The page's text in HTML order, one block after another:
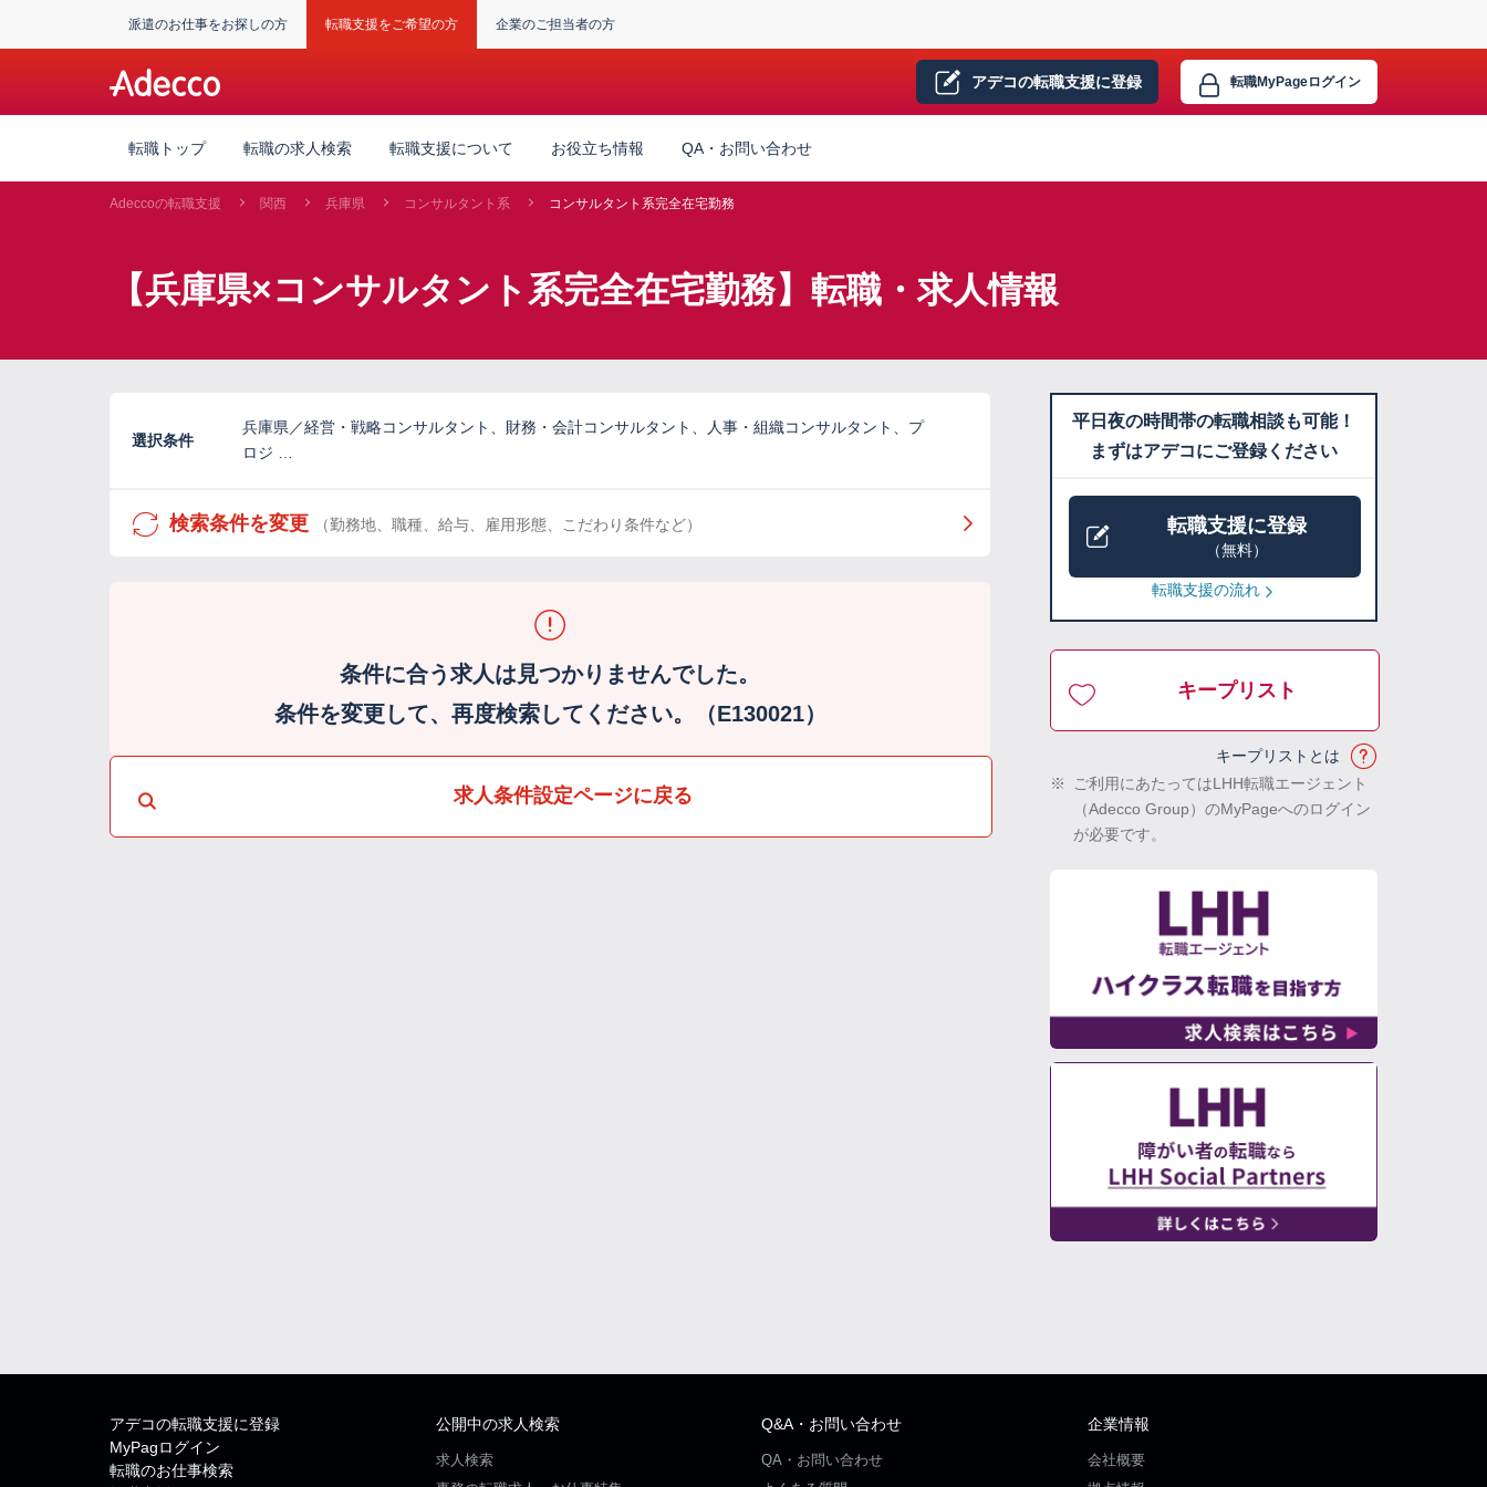
派遣のお仕事をお探しの方 転職支援をご希望の方 企業のご担当者の方
アデコの転職支援に登録 転職MyPageログイン
転職トップ 転職の求人検索 転職支援について お役立ち情報 QA・お問い合わせ
Adeccoの転職支援 関西 兵庫県 コンサルタント系 コンサルタント系完全在宅勤務
【兵庫県×コンサルタント系完全在宅勤務】転職・求人情報
選択条件
兵庫県／経営・戦略コンサルタント、財務・会計コンサルタント、人事・組織コンサルタント、プ
ロジ …
検索条件を変更 （勤務地、職種、給与、雇用形態、こだわり条件など）
条件に合う求人は見つかりませんでした。
条件を変更して、再度検索してください。（E130021）
求人条件設定ページに戻る
平日夜の時間帯の転職相談も可能！
まずはアデコにご登録ください
転職支援に登録
（無料）
転職支援の流れ
キープリスト
キープリストとは
※
ご利用にあたってはLHH転職エージェント
（Adecco Group）のMyPageへのログイン
が必要です。
アデコの転職支援に登録
MyPagログイン
転職のお仕事検索
公開中の求人検索
求人検索
Q&A・お問い合わせ
QA・お問い合わせ
企業情報
会社概要